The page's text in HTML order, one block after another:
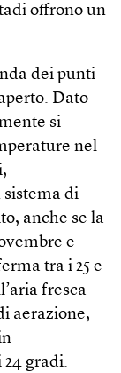
offrono un
dei punti
Dato
si
nel
di
anche se la
e
tra i 25 e
fresca
aerazione,
24 gradi.